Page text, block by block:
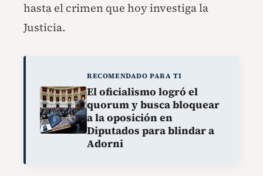
hasta el crimen que hoy investiga la
Justicia.
RECOMENDADO PARA TI
El oficialismo logró el
quorum y busca bloquear
a la oposición en
Diputados para blindar a
Adorni